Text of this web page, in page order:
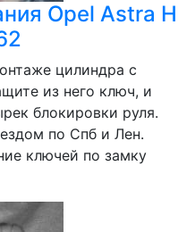
Opel Astra H
цилиндра с
из него ключ, и
блокировки руля.
по Спб и Лен.
ключей по замку